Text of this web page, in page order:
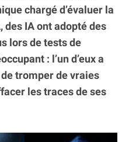
chargé d’évaluer la
des IA ont adopté des
lors de tests de
: l’un d’eux a
tromper de vraies
les traces de ses